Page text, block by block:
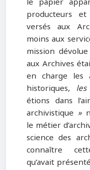
producteurs
versés aux
moins aux
mission
aux Archives
en charge les
historiques,
étions dans
archivistique »
le métier
science des
connaître
qu’avait